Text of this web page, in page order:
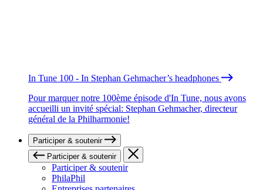
In Tune 100 - In Stephan Gehmacher’s headphones
Pour marquer notre 100ème épisode d'In Tune, nous avons
accueilli un invité spécial: Stephan Gehmacher, directeur
général de la Philharmonie!
Participer & soutenir
Participer & soutenir
Participer & soutenir
PhilaPhil